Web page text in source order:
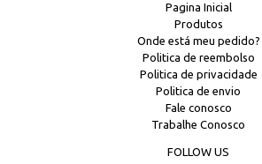
Pagina Inicial
Produtos
Onde está meu pedido?
Politica de reembolso
Politica de privacidade
Politica de envio
Fale conosco
Trabalhe Conosco
FOLLOW US